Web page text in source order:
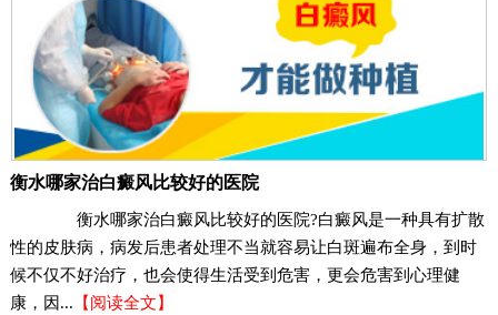
衡水哪家治白癜风比较好的医院
衡水哪家治白癜风比较好的医院?白癜风是一种具有扩散
性的皮肤病，病发后患者处理不当就容易让白斑遍布全身，到时
候不仅不好治疗，也会使得生活受到危害，更会危害到心理健
康，因... 【阅读全文】